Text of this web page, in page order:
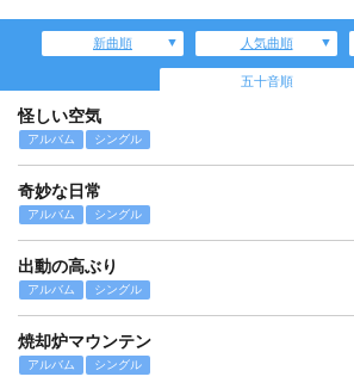
新曲順 人気曲順
五十音順
怪しい空気
アルバム シングル
奇妙な日常
アルバム シングル
出動の高ぶり
アルバム シングル
焼却炉マウンテン
アルバム シングル